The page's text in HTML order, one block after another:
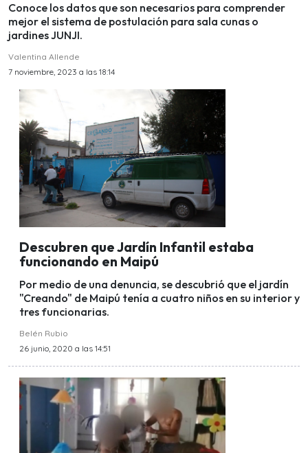
Conoce los datos que son necesarios para comprender
mejor el sistema de postulación para sala cunas o
jardines JUNJI.
Valentina Allende
7 noviembre, 2023 a las 18:14
Descubren que Jardín Infantil estaba
funcionando en Maipú
Por medio de una denuncia, se descubrió que el jardín
"Creando" de Maipú tenía a cuatro niños en su interior y
tres funcionarias.
Belén Rubio
26 junio, 2020 a las 14:51